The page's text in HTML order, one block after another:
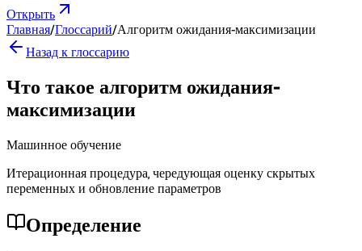
Открыть
Главная/Глоссарий/Алгоритм ожидания-максимизации
Назад к глоссарию
Что такое алгоритм ожидания-
максимизации
Машинное обучение
Итерационная процедура, чередующая оценку скрытых
переменных и обновление параметров
Определение